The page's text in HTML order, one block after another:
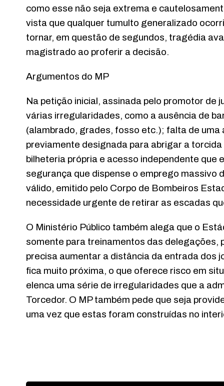
como esse não seja extrema e
vista que qualquer tumulto generalizado
tornar, em questão de segundos, tragédia
magistrado ao proferir a decisão.
Argumentos do MP
Na petição inicial, assinada pelo promotor de
várias irregularidades, como a ausência de
(alambrado, grades, fosso etc.); falta de
previamente designada para abrigar a
bilheteria própria e acesso independente
segurança que dispense o emprego massivo
válido, emitido pelo Corpo de Bombeiros
necessidade urgente de retirar as escadas
O Ministério Público também alega que o
somente para treinamentos das delegações,
precisa aumentar a distância da entrada dos
fica muito próxima, o que oferece risco em
elenca uma série de irregularidades que a
Torcedor. O MP também pede que seja
uma vez que estas foram construídas no